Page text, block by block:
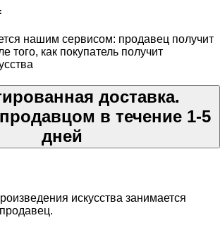
нашим сервисом: продавец получит
того, как покупатель получит
доставка.
в течение 1-5
дней
искусства занимается